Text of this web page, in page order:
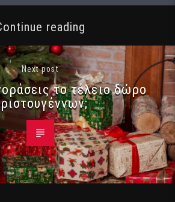
reading
Next post
το τέλειο δώρο